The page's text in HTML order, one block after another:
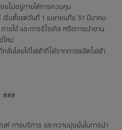
ยไม่อยู่ภายใต้การควบคุม
มตั้งแต่วันที่ 1 เมษายนถึง 31 มีนาคม
ใช้ และการรีไซเคิล หรือการนำยาน
ใหม่
ลั่นโดยใช้ไฟฟ้าที่ได้จากการผลิตไฟฟ้า
###
การบริการ และความมุ่งมั่นในการนำ